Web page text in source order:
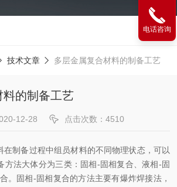
技术文章 多层金属复合材料的制备工艺
料的制备工艺
12-28 点击次数：4510
在制备过程中组员材料的不同物理状态，可以
方法大体分为三类：固相-固相复合、液相-固
。固相-固相复合的方法主要有爆炸焊接法，
电话咨询